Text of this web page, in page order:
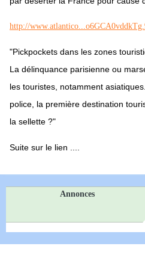
http://
"Pickpockets dans les zones
La délinquance parisienne ou
les touristes, notamment
police, la première destination
la sellette ?"
Suite sur le lien ....
Annonces